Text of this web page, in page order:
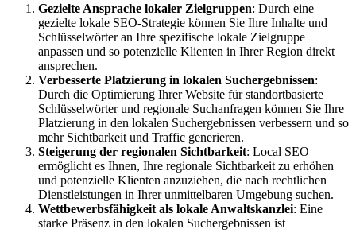
Gezielte Ansprache lokaler Zielgruppen: Durch eine
gezielte lokale SEO-Strategie können Sie Ihre Inhalte und
Schlüsselwörter an Ihre spezifische lokale Zielgruppe
anpassen und so potenzielle Klienten in Ihrer Region direkt
ansprechen.
Verbesserte Platzierung in lokalen Suchergebnissen:
Durch die Optimierung Ihrer Website für standortbasierte
Schlüsselwörter und regionale Suchanfragen können Sie Ihre
Platzierung in den lokalen Suchergebnissen verbessern und so
mehr Sichtbarkeit und Traffic generieren.
Steigerung der regionalen Sichtbarkeit: Local SEO
ermöglicht es Ihnen, Ihre regionale Sichtbarkeit zu erhöhen
und potenzielle Klienten anzuziehen, die nach rechtlichen
Dienstleistungen in Ihrer unmittelbaren Umgebung suchen.
Wettbewerbsfähigkeit als lokale Anwaltskanzlei: Eine
starke Präsenz in den lokalen Suchergebnissen ist